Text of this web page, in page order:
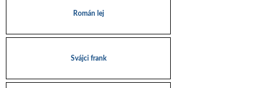
Román lej
Svájci frank